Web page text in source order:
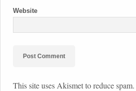
Website
This site uses Akismet to reduce spam.